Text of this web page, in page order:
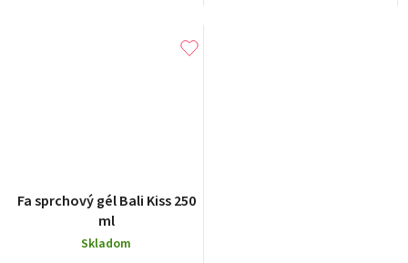
Fa sprchový gél Bali Kiss 250
ml
Skladom